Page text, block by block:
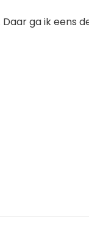
ga ik eens